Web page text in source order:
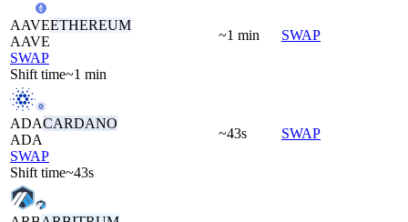
AAVEETHEREUM
AAVE
SWAP
Shift time~1 min
~1 min SWAP
ADACARDANO
ADA
SWAP
Shift time~43s
~43s SWAP